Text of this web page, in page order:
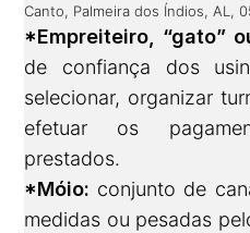
Canto, Palmeira dos Índios, AL,
*Empreiteiro, “gato”
de confiança dos
selecionar, organizar
efetuar os
prestados.
*Móio: conjunto de
medidas ou pesadas